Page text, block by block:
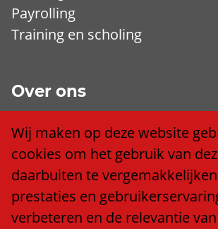
Payrolling
Training en scholing
Over ons
Wij zijn Trend
Ons team
Klacht of compliment?
Algemene voorwaarden
Privacy policy
Wij maken op deze website
cookies om het gebruik van
daarbuiten te
prestaties en
verbeteren en de relevantie